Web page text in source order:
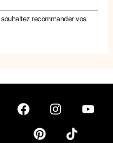
recommander vos